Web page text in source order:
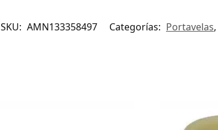
SKU: AMN133358497 Categorías: Portavelas,